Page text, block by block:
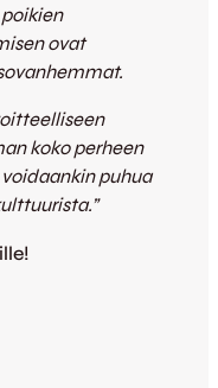
ovat
koko perheen
puhua